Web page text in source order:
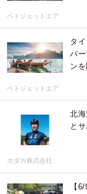
ベトジェットエア
タ
バ
ン
ベトジェットエア
北
と
ホダカ株式会社
【